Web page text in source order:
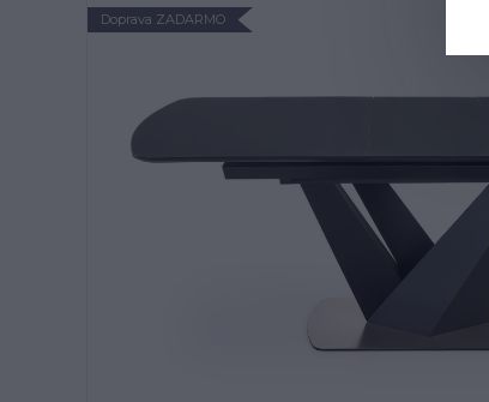
Doprava ZADARMO